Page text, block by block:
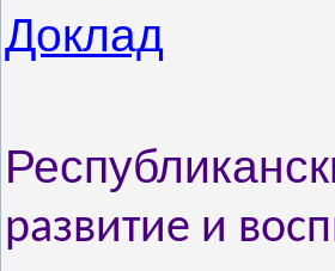
Доклад
развитие и